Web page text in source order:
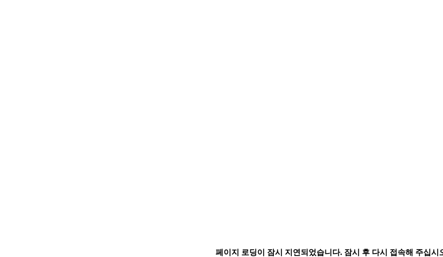
페이지 로딩이 잠시 지연되었습니다. 잠시 후 다시 접속해 주십시